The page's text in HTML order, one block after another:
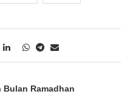
Bulan Ramadhan